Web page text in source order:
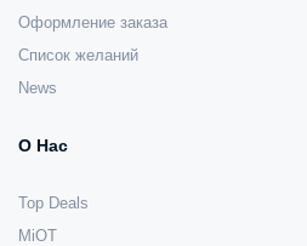
Оформление заказа
Список желаний
News
О Нас
Top Deals
MiOT